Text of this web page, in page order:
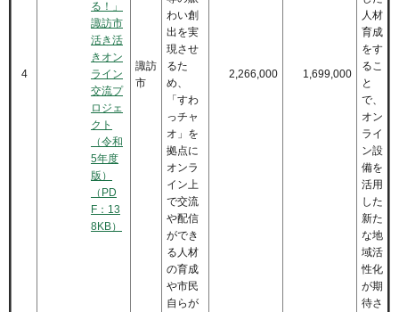
4
る！」
諏訪市
活き活
きオン
ライン
交流プ
ロジェ
クト
（令和
5年度
版）
（PD
F：13
8KB）
諏訪
市
わい創
出を実
現させ
るた
め、
「すわ
っチャ
オ」を
拠点に
オンラ
イン上
で交流
や配信
ができ
る人材
の育成
や市民
自らが
2,266,000 1,699,000
人材
育成
をす
るこ
と
で、
オン
ライ
ン設
備を
活用
した
新た
な地
域活
性化
が期
待さ